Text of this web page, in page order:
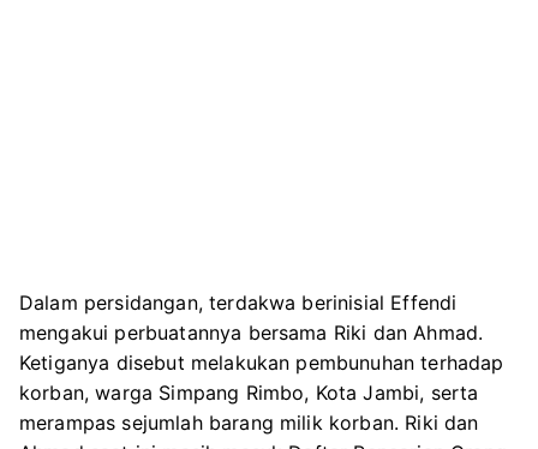
Dalam persidangan, terdakwa berinisial Effendi
mengakui perbuatannya bersama Riki dan Ahmad.
Ketiganya disebut melakukan pembunuhan terhadap
korban, warga Simpang Rimbo, Kota Jambi, serta
merampas sejumlah barang milik korban. Riki dan